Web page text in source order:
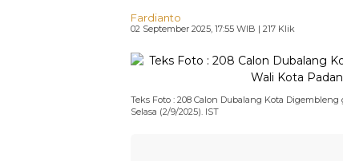
Fardianto
02 September 2025, 17:55 WIB | 217 Klik
Teks Foto : 208 Calon Dubalang Kota
Selasa (2/9/2025). IST